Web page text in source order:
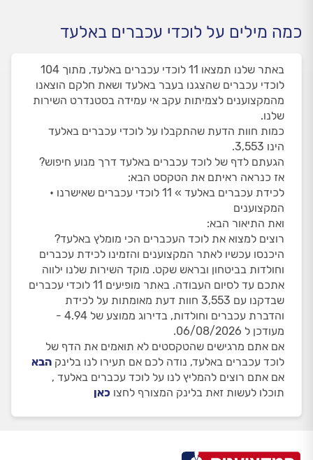
כמה מילים על לוכדי עכברים באלעד
באתר שלנו תמצאו 11 לוכדי עכברים באלעד, מתוך 104
לוכדי עכברים שהצגנו בעבר באלעד ושאת חלקם הוצאנו
מהמקצוענים לצמיתות עקב אי עמידה בסטנדרט השירות
שלנו.
כמות חוות הדעת שהתקבלו על לוכדי עכברים באלעד
הינו 3,553.
הגעתם לדף של לוכד עכברים באלעד דרך מנוע חיפוש?
אז כנראה ראיתם את הטקסט הבא:
לכידת עכברים באלעד » 11 לוכדי עכברים שאישרנו •
המקצוענים
ואת התיאור הבא:
רוצים למצוא את לוכד העכברים הכי מומלץ באלעד?
היכנסו עכשיו לאתר המקצוענים והזמינו לכידת עכברים
וחולדות בביטחון ובראש שקט. מוקד השירות שלנו ילווה
אתכם עד לסיום העבודה. באתר מופיעים 11 לוכדי עכברים
שבדקנו עם 3,553 חוות דעת מאומתות על לכידת
והדברת עכברים וחולדות, בדירוג ממוצע של 4.94 -
מעודכן ל 06/08/2026.
אם אתם מרגישים שהטקסטים לא תואמים את הדף של
לוכד עכברים באלעד, נודה לכם אם תעירו לנו בלינק הבא
אם אתם רוצים להמליץ לנו על לוכד עכברים באלעד ,
תוכלו לעשות זאת בלינק המצורף לחצו כאן